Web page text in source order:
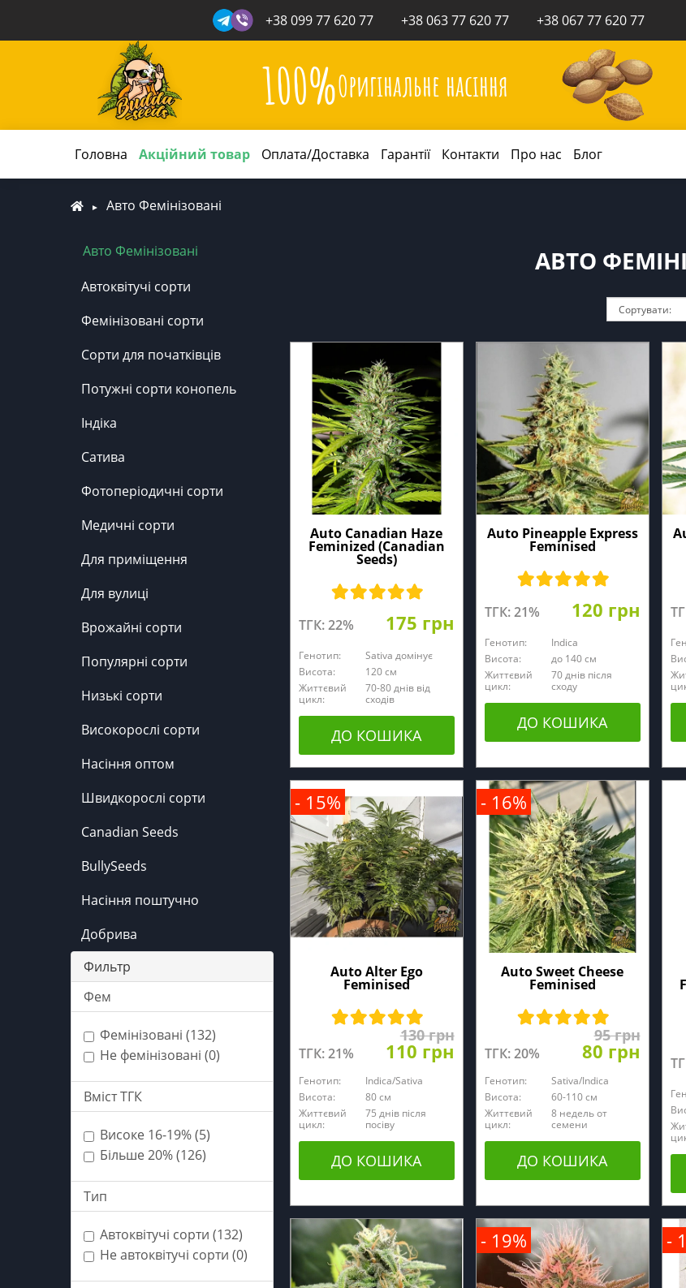
+38 099 77 620 77 +38 063 77 620 77 +38 067 77 620 77
100%Оригінальне насіння
Головна Акційний товар Оплата/Доставка Гарантії Контакти Про нас Блог
Авто Фемінізовані
Авто Фемінізовані
Автоквітучі сорти
Фемінізовані сорти
Сорти для початківців
Потужні сорти конопель
Індіка
Сатива
Фотоперіодичні сорти
Медичні сорти
Для приміщення
Для вулиці
Врожайні сорти
Популярні сорти
Низькі сорти
Високорослі сорти
Насіння оптом
Швидкорослі сорти
Canadian Seeds
BullySeeds
Насіння поштучно
Добрива
Фильтр
Фем
Фемінізовані (132)
Не фемінізовані (0)
Вміст ТГК
Високе 16-19% (5)
Більше 20% (126)
Тип
Автоквітучі сорти (132)
Не автоквітучі сорти (0)
АВТО
Auto Canadian Haze
Feminized (Canadian
Seeds)
ТГК: 22% 175 грн
Генотип:
Sativa домінує
Висота:
120 cм
Життєвий
цикл:
70-80 днів від
сходів
ДО КОШИКА
Auto Pineapple Express
Feminised
ТГК: 21% 120 грн
Генотип:
Indica
Висота:
до 140 см
Життєвий
цикл:
70 днів після
сходу
ДО КОШИКА
Auto Alter Ego
Feminised
ТГК: 21%
130 грн
110 грн
Генотип:
Indica/Sativa
Висота:
80 см
Життєвий
цикл:
75 днів після
посіву
ДО КОШИКА
- 15%
Auto Sweet Cheese
Feminised
ТГК: 20%
95 грн
80 грн
Генотип:
Sativa/Indica
Висота:
60-110 см
Життєвий
цикл:
8 недель от
семени
ДО КОШИКА
- 16%
- 19% -